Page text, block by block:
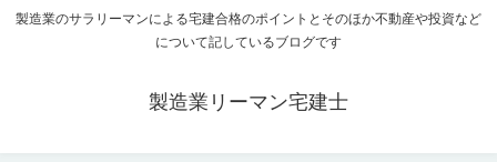
製造業のサラリーマンによる宅建合格のポイントとそのほか不動産や投資など
について記しているブログです
製造業リーマン宅建士